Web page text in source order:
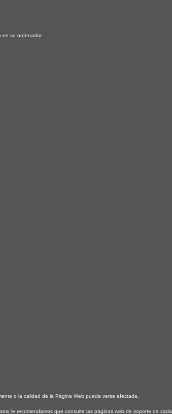
en su ordenador.
o la calidad de la Página Web pueda verse afectada.
le recomendamos que consulte las páginas web de soporte de cada